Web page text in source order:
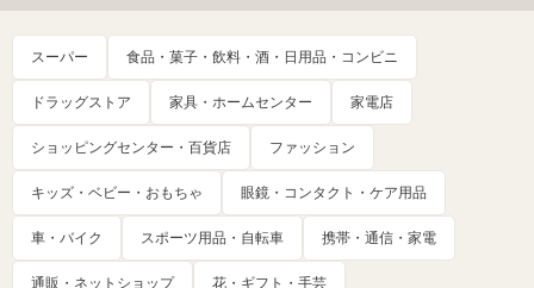
スーパー 食品・菓子・飲料・酒・日用品・コンビニ
ドラッグストア 家具・ホームセンター 家電店
ショッピングセンター・百貨店 ファッション
キッズ・ベビー・おもちゃ 眼鏡・コンタクト・ケア用品
車・バイク スポーツ用品・自転車 携帯・通信・家電
通販・ネットショップ 花・ギフト・手芸